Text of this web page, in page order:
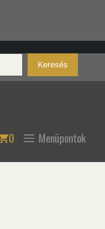
Keresés
0 Menüpontok